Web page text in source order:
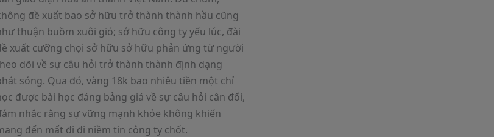
đề xuất bao sở hữu trở thành thành hầu cũng
thuận buồm xuôi gió; sở hữu công ty yếu lúc, đài
xuất cưỡng chọi sở hữu sở hữu phản ứng từ người
dõi về sự câu hỏi trở thành thành định dạng
sóng. Qua đó, vàng 18k bao nhiêu tiền một chỉ
được bài học đáng bảng giá về sự câu hỏi cân đối,
nhắc rằng sự vững mạnh khỏe không khiến
đến mất đi đi niềm tin công ty chốt.